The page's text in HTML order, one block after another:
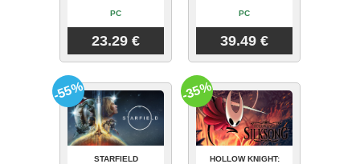
PC
23.29 €
PC
39.49 €
STARFIELD
-55%
HOLLOW KNIGHT:
-35%